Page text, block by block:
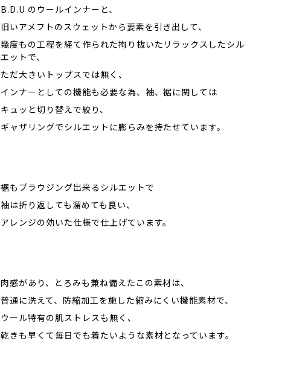
B.D.U のウールインナーと、
旧いアメフトのスウェットから要素を引き出して、
幾度もの工程を経て作られた拘り抜いたリラックスしたシル
エットで、
ただ大きいトップスでは無く、
インナーとしての機能も必要な為、袖、裾に関しては
キュッと切り替えで絞り、
ギャザリングでシルエットに膨らみを持たせています。
裾もブラウジング出来るシルエットで
袖は折り返しても溜めても良い、
アレンジの効いた仕様で仕上げています。
肉感があり、とろみも兼ね備えたこの素材は、
普通に洗えて、防縮加工を施した縮みにくい機能素材で、
ウール特有の肌ストレスも無く、
乾きも早くて毎日でも着たいような素材となっています。